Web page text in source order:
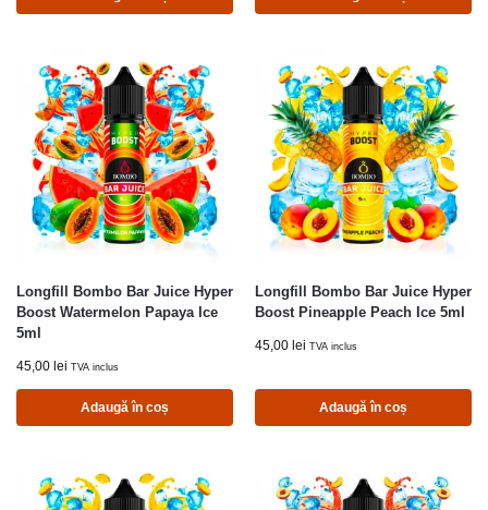
Longfill Bombo Bar Juice Hyper
Boost Watermelon Papaya Ice
5ml
45,00 lei TVA inclus
Adaugă în coș
Longfill Bombo Bar Juice Hyper
Boost Pineapple Peach Ice 5ml
45,00 lei TVA inclus
Adaugă în coș